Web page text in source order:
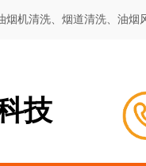
机清洗、烟道清洗、油烟
技